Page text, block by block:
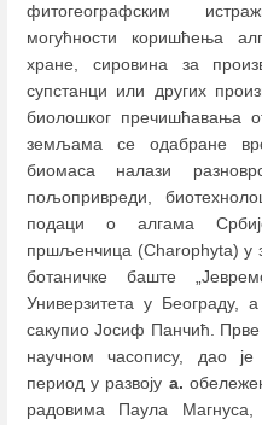
фитогеографским
могућности коришћења
хране, сировина за
супстанци или других
биолошког пречишћавања
земљама се одабране
биомаса налази
пољопривреди,
подаци о алгама
пршљенчица (Charophyta) у
ботаничке баште
Универзитета у Београду,
сакупио Јосиф Панчић.
научном часопису, дао
период у развоју а.
радовима Паула